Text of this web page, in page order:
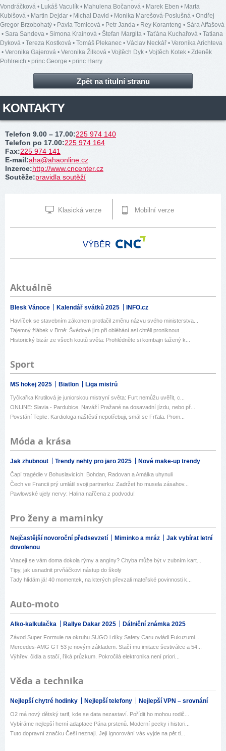
Vondráčková • Lukáš Vaculík • Mahulena Bočanová • Marek Eben • Marta
Kubišová • Martin Dejdar • Michal David • Monika Marešová-Poslušná • Ondřej
Gregor Brzobohatý • Pavla Tomicová • Petr Janda • Rey Koranteng • Sára Affašová
• Sara Sandeva • Simona Krainová • Štefan Margita • Taťána Kuchařová • Tatiana
Dyková • Tereza Kostková • Tomáš Plekanec • Václav Neckář • Veronika Arichteva
• Veronika Gajerová • Veronika Žilková • Vojtěch Dyk • Vojtěch Kotek • Zdeněk
Pohlreich • princ George • princ Harry
Zpět na titulní stranu
KONTAKTY
Telefon 9.00 – 17.00:225 974 140
Telefon po 17.00:225 974 164
Fax:225 974 141
E-mail:aha@ahaonline.cz
Inzerce:http://www.cncenter.cz
Soutěže:pravidla soutěží
Klasická verze Mobilní verze
VÝBĚR
Aktuálně
Blesk Vánoce Kalendář svátků 2025 INFO.cz
Havlíček se stavebním zákonem protlačil změnu názvu svého ministerstva...
Tajemný žlábek v Brně: Švédové jím při obléhání asi chtěli proniknout ...
Historický bizár ze všech koutů světa: Prohlédněte si kombajn tažený k...
Sport
MS hokej 2025 Biatlon Liga mistrů
Tyčkařka Krutilová je juniorskou mistryní světa: Furt nemůžu uvěřit, c...
ONLINE: Slavia - Pardubice. Naváží Pražané na dosavadní jízdu, nebo př...
Povstání Teplic: Kardiologa naštěstí nepotřebuji, smál se Frťala. Prom...
Móda a krása
Jak zhubnout Trendy nehty pro jaro 2025 Nové make-up trendy
Čapí tragédie v Bohuslavicích: Bohdan, Radovan a Amálka uhynuli
Čech ve Francii prý umlátil svoji partnerku: Zadržet ho musela zásahov...
Pawlowské ujely nervy: Halina nařčena z podvodu!
Pro ženy a maminky
Nejčastější novoroční předsevzetí Miminko a mráz
Jak vybírat letní
dovolenou
Vracejí se vám doma dokola rýmy a angíny? Chyba může být v zubním kart...
Tipy, jak usnadnit prvňáčkovi nástup do školy
Tady hlídám já! 40 momentek, na kterých převzali mateřské povinnosti k...
Auto-moto
Alko-kalkulačka Rallye Dakar 2025 Dálniční známka 2025
Závod Super Formule na okruhu SUGO i díky Safety Caru ovládl Fukuzumi....
Mercedes-AMG GT 53 je novým základem. Stačí mu imitace šestiválce a 54...
Výhřev, čidla a stačí, říká průzkum. Pokročilá elektronika není priori...
Věda a technika
Nejlepší chytré hodinky Nejlepší telefony Nejlepší VPN – srovnání
O2 má nový dětský tarif, kde se data nezastaví. Pořídit ho mohou rodič...
Vybíráme nejlepší herní adaptace Pána prstenů. Moderní pecky i histori...
Tuto dopravní značku Češi neznají. Její ignorování vás vyjde na pět ti...